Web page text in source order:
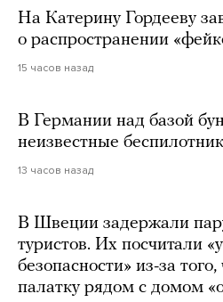
На Катерину Гордееву
о распространении
15 часов назад
В Германии над базой
неизвестные
13 часов назад
В Швеции задержали
туристов. Их посчитали
безопасности» из-за
палатку рядом с домом